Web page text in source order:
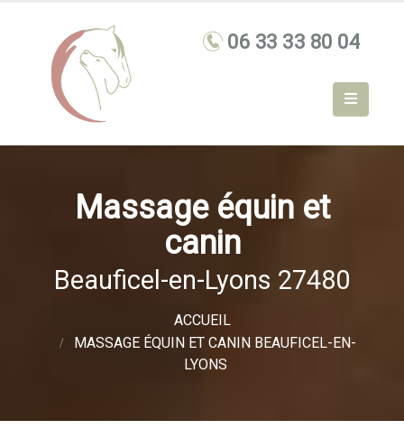
Massage équin et
canin
Beauficel-en-Lyons 27480
ACCUEIL
MASSAGE ÉQUIN ET CANIN BEAUFICEL-EN-
LYONS